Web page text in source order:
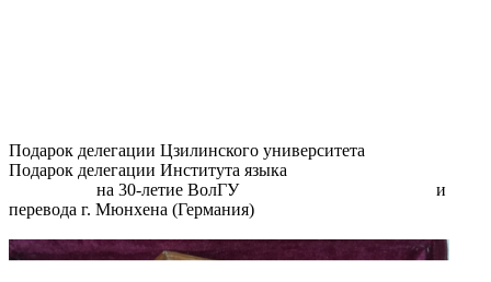
Подарок делегации Цзилинского университета
Подарок делегации Института языка
на 30-летие ВолГУ и
перевода г. Мюнхена (Германия)